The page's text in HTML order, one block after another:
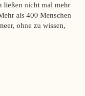
ließen nicht mal mehr
als 400 Menschen
ohne zu wissen,